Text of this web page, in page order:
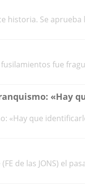
historia. Se
fue
«Hay
«Hay que
de las JONS) el